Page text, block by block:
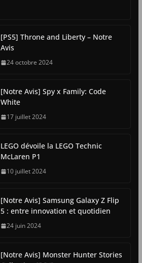
[PS5] Throne and Liberty – Notre
Avis
24 octobre 2024
[Notre Avis] Spy x Family: Code
White
17 juillet 2024
LEGO dévoile la LEGO Technic
McLaren P1
10 juillet 2024
[Notre Avis] Samsung Galaxy Z Flip
5 : entre innovation et quotidien
24 juin 2024
[Notre Avis] Monster Hunter Stories